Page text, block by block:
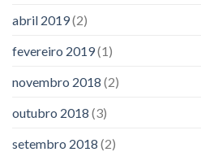
abril 2019(2)
fevereiro 2019(1)
novembro 2018 (2)
outubro 2018 (3)
setembro 2018 (2)